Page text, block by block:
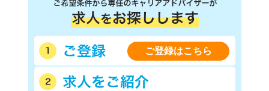
ご登録はこちら